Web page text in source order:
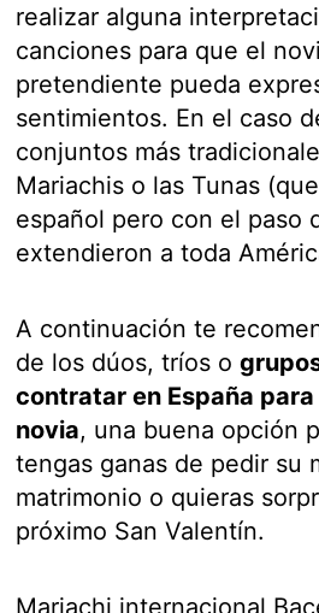
realizar alguna
canciones para que el
pretendiente pueda
sentimientos. En el caso
conjuntos más
Mariachis o las Tunas
español pero con el paso
extendieron a toda
A continuación te
de los dúos, tríos o
contratar en España
novia, una buena opción
tengas ganas de pedir su
matrimonio o quieras
próximo San Valentín.